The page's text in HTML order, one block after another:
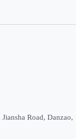
Road, Danzao,